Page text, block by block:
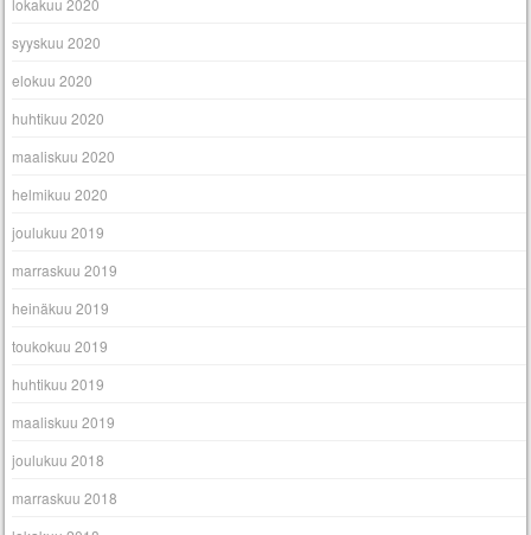
lokakuu 2020
syyskuu 2020
elokuu 2020
huhtikuu 2020
maaliskuu 2020
helmikuu 2020
joulukuu 2019
marraskuu 2019
heinäkuu 2019
toukokuu 2019
huhtikuu 2019
maaliskuu 2019
joulukuu 2018
marraskuu 2018